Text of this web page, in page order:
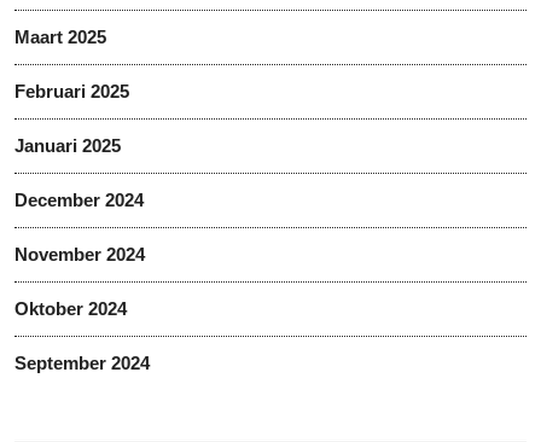
Maart 2025
Februari 2025
Januari 2025
December 2024
November 2024
Oktober 2024
September 2024